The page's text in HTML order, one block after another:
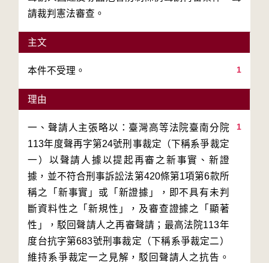
請裁判憲法審查。
主文
1
本件不受理。
理由
1
一、聲請人主張略以：臺灣高等法院臺南分院
113年度聲再字第24號刑事裁定（下稱系爭裁定
一）以聲請人據以提起再審之新事實、新證
據，並不符合刑事訴訟法第420條第1項第6款所
稱之「新事實」或「新證據」，即不具有未判
斷資料性之「新規性」，及審查證據之「顯著
性」，駁回聲請人之再審聲請；最高法院113年
度台抗字第683號刑事裁定（下稱系爭裁定二）
維持系爭裁定一之見解，駁回聲請人之抗告。